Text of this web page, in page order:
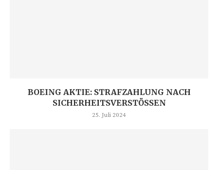
BOEING AKTIE: STRAFZAHLUNG NACH
SICHERHEITSVERSTÖSSEN
25. Juli 2024